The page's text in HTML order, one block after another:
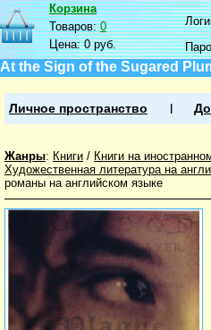
Корзина
Товаров:0
Цена:0 руб.
At the Sign of the Sugared
Личное пространство
Жанры: Книги / Книги на
Художественная литература на
романы на английском языке